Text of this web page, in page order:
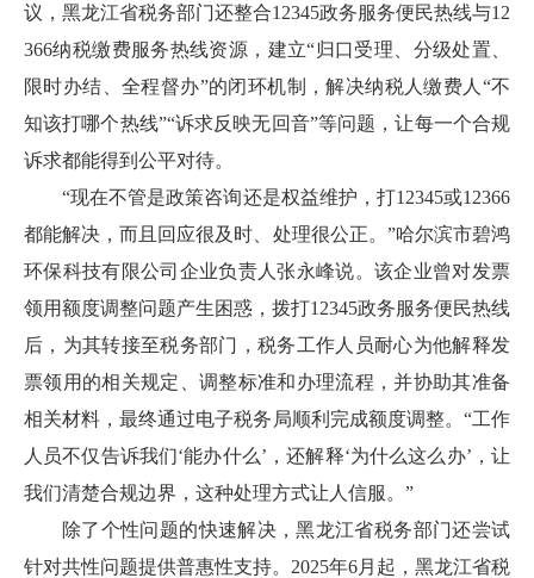
议，黑龙江省税务部门还整合12345政务服务便民热线与12
366纳税缴费服务热线资源，建立“归口受理、分级处置、
限时办结、全程督办”的闭环机制，解决纳税人缴费人“不
知该打哪个热线”“诉求反映无回音”等问题，让每一个合规
诉求都能得到公平对待。
“现在不管是政策咨询还是权益维护，打12345或12366
都能解决，而且回应很及时、处理很公正。”哈尔滨市碧鸿
环保科技有限公司企业负责人张永峰说。该企业曾对发票
领用额度调整问题产生困惑，拨打12345政务服务便民热线
后，为其转接至税务部门，税务工作人员耐心为他解释发
票领用的相关规定、调整标准和办理流程，并协助其准备
相关材料，最终通过电子税务局顺利完成额度调整。“工作
人员不仅告诉我们‘能办什么’，还解释‘为什么这么办’，让
我们清楚合规边界，这种处理方式让人信服。”
除了个性问题的快速解决，黑龙江省税务部门还尝试
针对共性问题提供普惠性支持。 2025年6月起，黑龙江省税